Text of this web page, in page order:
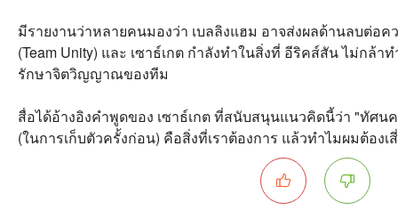
มีรายงานว่าหลายคนมองว่า เบลลิงแฮม อาจส่งผลด้านลบต่อ
(Team Unity) และ เซาธ์เกต กำลังทำในสิ่งที่ อีริคส์สัน ไม่กล้
รักษาจิตวิญญาณของทีม
สื่อได้อ้างอิงคำพูดของ เซาธ์เกต ที่สนับสนุนแนวคิดนี้ว่า "ทัศน
(ในการเก็บตัวครั้งก่อน) คือสิ่งที่เราต้องการ แล้วทำไมผมต้อง